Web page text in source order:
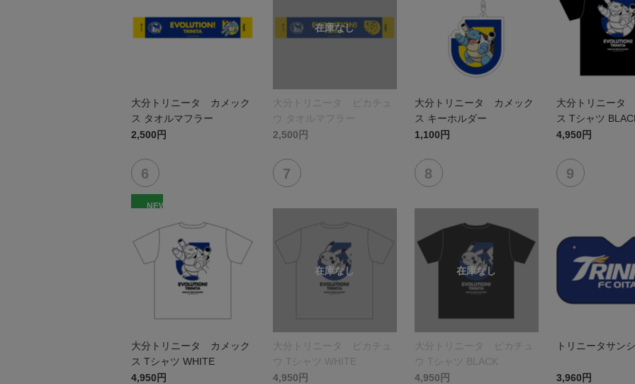
大分トリニータ カメック
ス タオルマフラー
2,500円
大分トリニータ ピカチュ
ウ タオルマフラー
2,500円
大分トリニータ カメック
ス キーホルダー
1,100円
大分トリニータ
ス Tシャツ
4,950円
NEW
大分トリニータ カメック
ス Tシャツ WHITE
4,950円
大分トリニータ ピカチュ
ウ Tシャツ WHITE
4,950円
大分トリニータ ピカチュ
ウ Tシャツ BLACK
4,950円
トリニータサン
3,960円